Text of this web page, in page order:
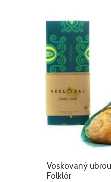
Voskovaný
Folklór
cena
byla:
389 Kč.